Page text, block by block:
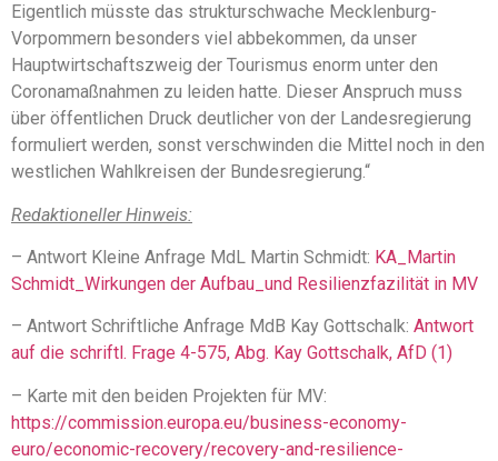
Eigentlich müsste das strukturschwache Mecklenburg-
Vorpommern besonders viel abbekommen, da unser
Hauptwirtschaftszweig der Tourismus enorm unter den
Coronamaßnahmen zu leiden hatte. Dieser Anspruch muss
über öffentlichen Druck deutlicher von der Landesregierung
formuliert werden, sonst verschwinden die Mittel noch in den
westlichen Wahlkreisen der Bundesregierung.“
Redaktioneller Hinweis:
– Antwort Kleine Anfrage MdL Martin Schmidt: KA_Martin
Schmidt_Wirkungen der Aufbau_und Resilienzfazilität in MV
– Antwort Schriftliche Anfrage MdB Kay Gottschalk: Antwort
auf die schriftl. Frage 4-575, Abg. Kay Gottschalk, AfD (1)
– Karte mit den beiden Projekten für MV:
https://commission.europa.eu/business-economy-
euro/economic-recovery/recovery-and-resilience-